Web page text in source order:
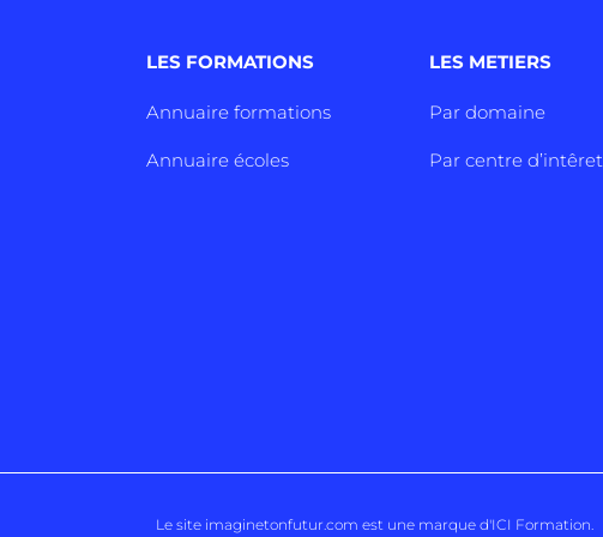
LES FORMATIONS
Annuaire formations
Annuaire écoles
LES METIERS
Par domaine
Par centre d’intêret
Le site imaginetonfutur.com est une marque d'ICI Formation